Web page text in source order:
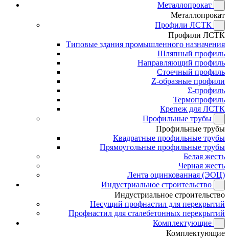
Металлопрокат
Металлопрокат
Профили ЛСТК
Профили ЛСТК
Типовые здания промышленного назначения
Шляпный профиль
Направляющий профиль
Стоечный профиль
Z-образные профили
Σ-профиль
Термопрофиль
Крепеж для ЛСТК
Профильные трубы
Профильные трубы
Квадратные профильные трубы
Прямоугольные профильные трубы
Белая жесть
Черная жесть
Лента оцинкованная (ЭОЦ)
Индустриальное строительство
Индустриальное строительство
Несущий профнастил для перекрытий
Профнастил для сталебетонных перекрытий
Комплектующие
Комплектующие